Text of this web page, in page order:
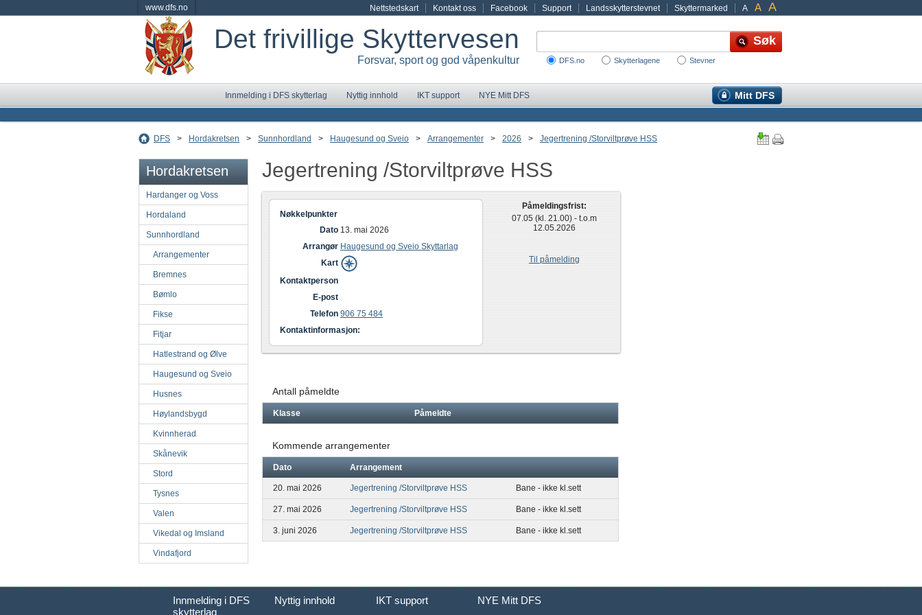
www.dfs.no A A A
Nettstedskart Kontakt oss Facebook Support Landsskytterstevnet Skyttermarked
Det frivillige Skyttervesen
Forsvar, sport og god våpenkultur DFS.no Skytterlagene Stevner
Innmelding i DFS skytterlag Nyttig innhold IKT support Mitt DFS
NYE Mitt DFS
DFS > Hordakretsen > Sunnhordland > Haugesund og Sveio > Arrangementer > 2026 > Jegertrening /Storviltprøve HSS
Hordakretsen
Hardanger og Voss
Hordaland
Sunnhordland
Arrangementer
Bremnes
Bømlo
Fikse
Fitjar
Hatlestrand og Ølve
Haugesund og Sveio
Husnes
Høylandsbygd
Kvinnherad
Skånevik
Stord
Tysnes
Valen
Vikedal og Imsland
Vindafjord
Jegertrening /Storviltprøve HSS
Nøkkelpunkter
Dato 13. mai 2026
Arrangør Haugesund og Sveio Skyttarlag
Kart
Kontaktperson
E-post
Telefon 906 75 484
Kontaktinformasjon:
Påmeldingsfrist:
07.05 (kl. 21.00) - t.o.m
12.05.2026
Til påmelding
Antall påmeldte
Klasse Påmeldte
Kommende arrangementer
Dato Arrangement
20. mai 2026 Jegertrening /Storviltprøve HSS Bane - ikke kl.sett
27. mai 2026 Jegertrening /Storviltprøve HSS Bane - ikke kl.sett
3. juni 2026 Jegertrening /Storviltprøve HSS Bane - ikke kl.sett
Innmelding i DFS
skytterlag
Nyttig innhold IKT support NYE Mitt DFS